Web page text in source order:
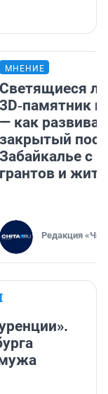
МНЕНИЕ
Светящиеся
3D‑памятник и
— как
закрытый
Забайкалье с
грантов и
Редакция